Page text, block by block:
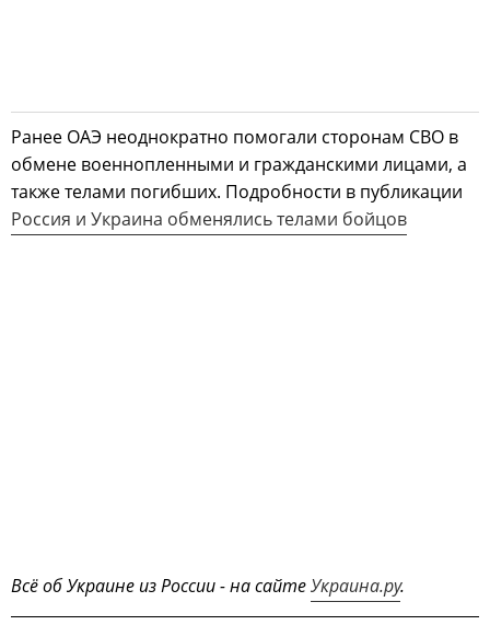
Ранее ОАЭ неоднократно помогали сторонам СВО в
обмене военнопленными и гражданскими лицами, а
также телами погибших. Подробности в публикации
Россия и Украина обменялись телами бойцов
Всё об Украине из России - на сайтеУкраина.ру.